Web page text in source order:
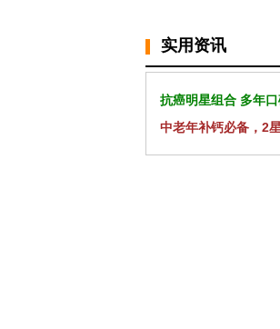
实用资讯
抗癌明星组合 多年
中老年补钙必备，2